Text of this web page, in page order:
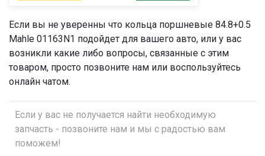
Если вы не уверенны что кольца поршневые 84.8+0.5
Mahle 01163N1 подойдет для вашего авто, или у вас
возникли какие либо вопросы, связанные с этим
товаром, просто позвоните нам или воспользуйтесь
онлайн чатом.
Если у вас не получается найти необходимую
запчасть - позвоните нам и мы с радостью вам
поможем!